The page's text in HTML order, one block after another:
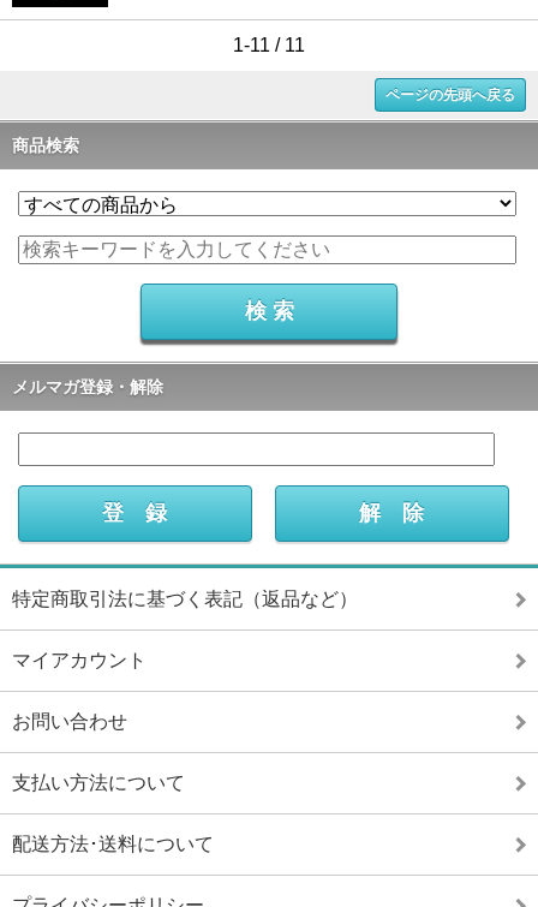
1-11 / 11
ページの先頭へ戻る
商品検索
メルマガ登録・解除
特定商取引法に基づく表記（返品など）
マイアカウント
お問い合わせ
支払い方法について
配送方法･送料について